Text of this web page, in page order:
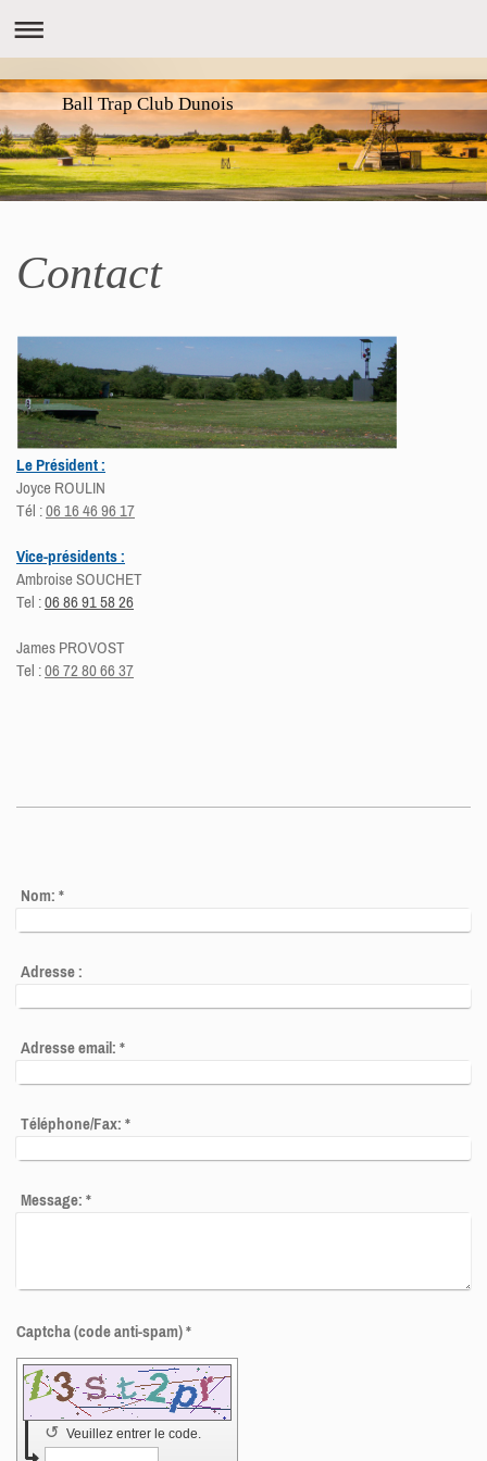
Ball Trap Club Dunois
Contact
Le Président :
Joyce ROULIN
Tél :06 16 46 96 17
Vice-présidents :
Ambroise SOUCHET
Tel :06 86 91 58 26
James PROVOST
Tel :06 72 80 66 37
Nom: *
Adresse :
Adresse email: *
Téléphone/Fax: *
Message: *
Captcha (code anti-spam) *
Veuillez entrer le code.
↺